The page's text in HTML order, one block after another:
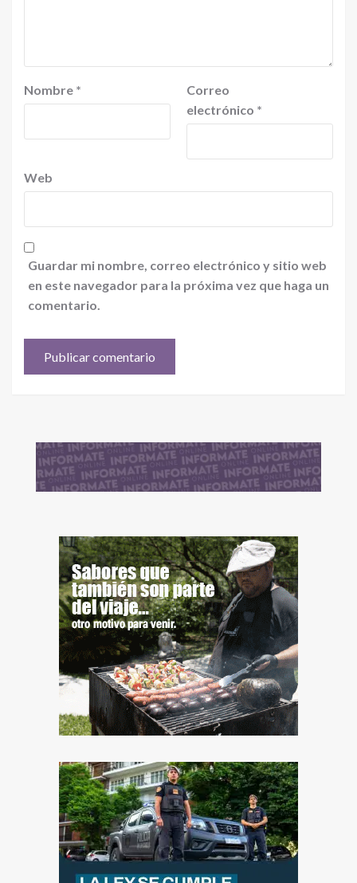
Nombre *
Correo
electrónico *
Web
Guardar mi nombre, correo electrónico y sitio web
en este navegador para la próxima vez que haga un
comentario.